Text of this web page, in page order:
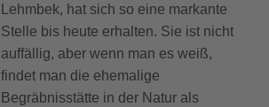
Lehmbek, hat sich so eine markante
Stelle bis heute erhalten. Sie ist nicht
auffällig, aber wenn man es weiß,
findet man die ehemalige
Begräbnisstätte in der Natur als